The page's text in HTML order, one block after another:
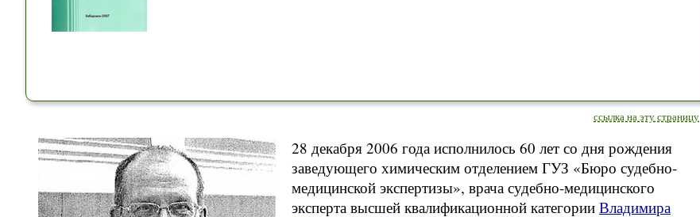
ссылка на эту страницу
28 декабря 2006 года исполнилось 60 лет со дня рождения
заведующего химическим отделением ГУЗ «Бюро судебно-
медицинской экспертизы», врача судебно-медицинского
эксперта высшей квалификационной категории Владимира